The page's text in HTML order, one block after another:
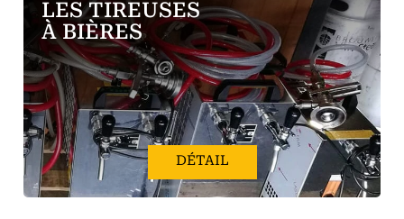
LES TIREUSES
À BIÈRES
DÉTAIL